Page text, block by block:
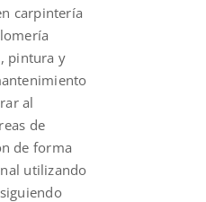
carpintería
pintura y
al
de
de forma
utilizando